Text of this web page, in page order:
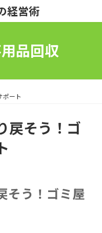
経営術
品回収
ポート
戻そう！ゴ
そう！ゴミ屋